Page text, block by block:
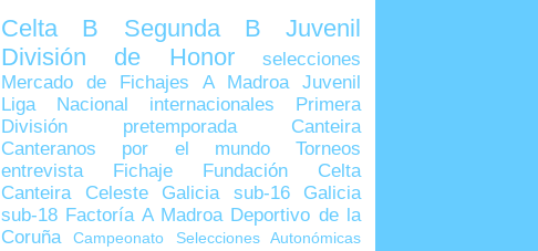
Celta B Segunda B
Juvenil
División de Honor
selecciones
Mercado de Fichajes
A Madroa
Juvenil
Liga Nacional
internacionales
Primera
División
pretemporada
Canteira
Canteranos por el mundo
Torneos
entrevista
Fichaje
Fundación Celta
Canteira Celeste
Galicia sub-16
Galicia
sub-18 Factoría A Madroa Deportivo de la
Coruña
Campeonato Selecciones Autonómicas